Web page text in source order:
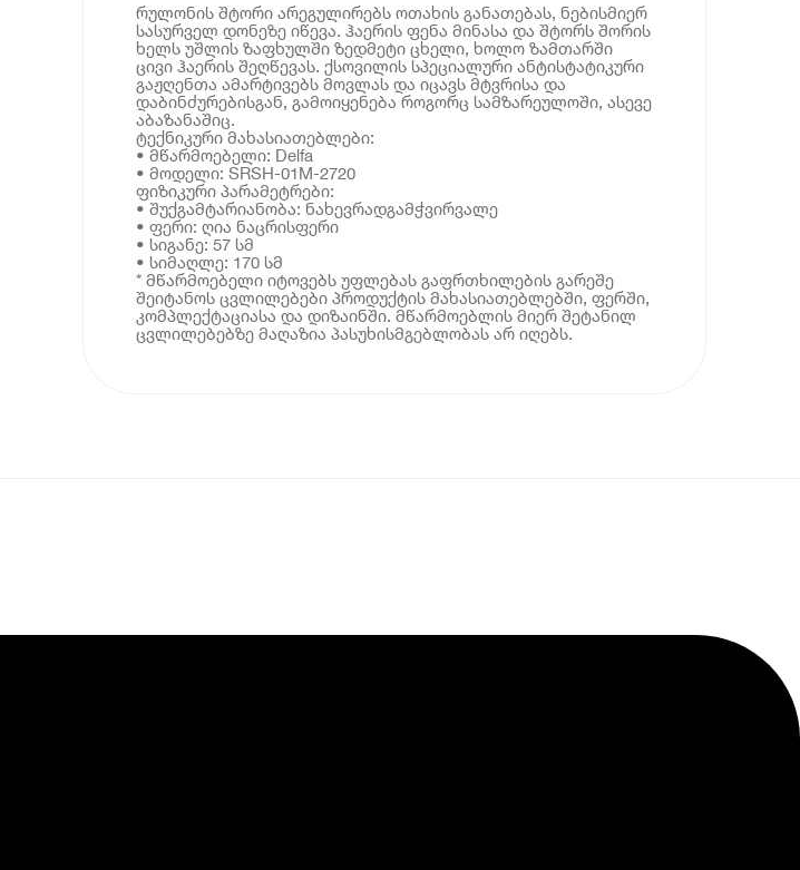
რულონის შტორი არეგულირებს ოთახის განათებას, ნებისმიერ
სასურველ დონეზე იწევა. ჰაერის ფენა მინასა და შტორს შორის
ხელს უშლის ზაფხულში ზედმეტი ცხელი, ხოლო ზამთარში
ცივი ჰაერის შეღწევას. ქსოვილის სპეციალური ანტისტატიკური
გაჟღენთა ამარტივებს მოვლას და იცავს მტვრისა და
დაბინძურებისგან, გამოიყენება როგორც სამზარეულოში, ასევე
აბაზანაშიც.
ტექნიკური მახასიათებლები:
• მწარმოებელი: Delfa
• მოდელი: SRSH-01M-2720
ფიზიკური პარამეტრები:
• შუქგამტარიანობა: ნახევრადგამჭვირვალე
• ფერი: ღია ნაცრისფერი
• სიგანე: 57 სმ
• სიმაღლე: 170 სმ
* მწარმოებელი იტოვებს უფლებას გაფრთხილების გარეშე
შეიტანოს ცვლილებები პროდუქტის მახასიათებლებში, ფერში,
კომპლექტაციასა და დიზაინში. მწარმოებლის მიერ შეტანილ
ცვლილებებზე მაღაზია პასუხისმგებლობას არ იღებს.